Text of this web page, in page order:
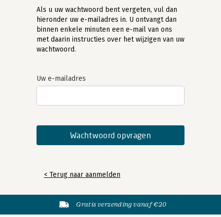
Als u uw wachtwoord bent vergeten, vul dan
hieronder uw e-mailadres in. U ontvangt dan
binnen enkele minuten een e-mail van ons
met daarin instructies over het wijzigen van uw
wachtwoord.
Uw e-mailadres
< Terug naar aanmelden
Gratis verzending vanaf €20